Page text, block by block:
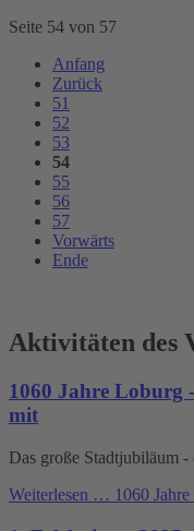
Seite 54 von 57
Anfang
Zurück
51
52
53
54
55
56
57
Vorwärts
Ende
Aktivitäten des
1060 Jahre Loburg
mit
Das große Stadtjubiläum
Weiterlesen … 1060